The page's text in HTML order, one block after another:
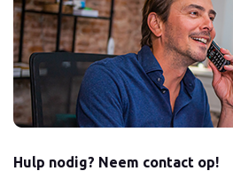
Hulp nodig? Neem contact op!